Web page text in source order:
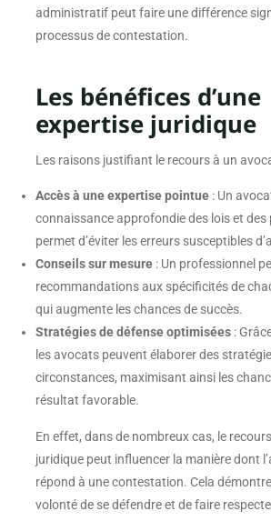
administratif peut faire une différence
processus de contestation.
Les bénéfices d’une
expertise juridique
Les raisons justifiant le recours à un
Accès à une expertise pointue: Un
connaissance approfondie des lois et des
permet d’éviter les erreurs susceptibles
Conseils sur mesure: Un professionnel
recommandations aux spécificités de
qui augmente les chances de succès.
Stratégies de défense optimisées:
les avocats peuvent élaborer des
circonstances, maximisant ainsi les
résultat favorable.
En effet, dans de nombreux cas, le
juridique peut influencer la manière dont
répond à une contestation. Cela
volonté de se défendre et de faire